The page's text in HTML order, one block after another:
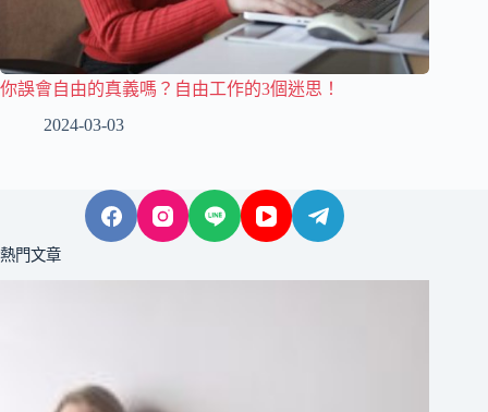
你誤會自由的真義嗎？自由工作的3個迷思！
2024-03-03
熱門文章